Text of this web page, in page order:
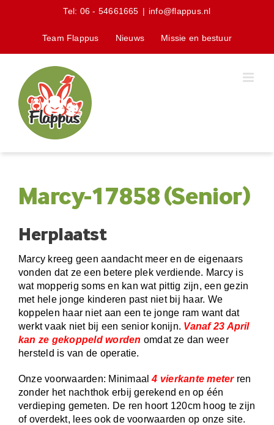
Tel: 06 - 54661665 | info@flappus.nl
Team Flappus Nieuws Missie en bestuur
Marcy-17858 (Senior)
Herplaatst
Marcy kreeg geen aandacht meer en de eigenaars
vonden dat ze een betere plek verdiende. Marcy is
wat mopperig soms en kan wat pittig zijn, een gezin
met hele jonge kinderen past niet bij haar. We
koppelen haar niet aan een te jonge ram want dat
werkt vaak niet bij een senior konijn. Vanaf 23 April
kan ze gekoppeld worden omdat ze dan weer
hersteld is van de operatie.
Onze voorwaarden: Minimaal4 vierkante meterren
zonder het nachthok erbij gerekend en op één
verdieping gemeten. De ren hoort 120cm hoog te zijn
of overdekt, lees ook de voorwaarden op onze site.